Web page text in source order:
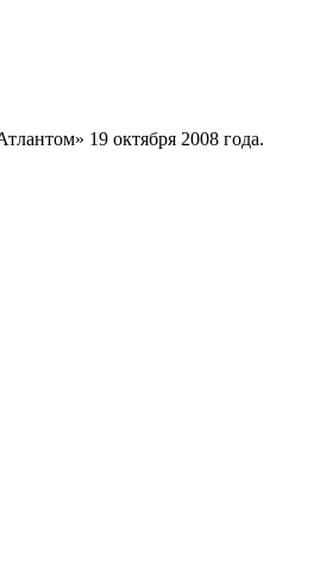
19 октября 2008 года.